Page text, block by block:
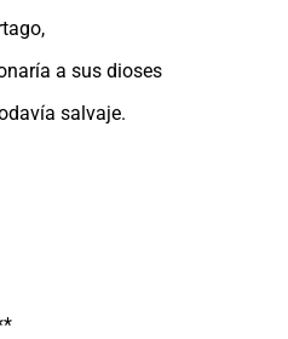
a sus dioses
salvaje.